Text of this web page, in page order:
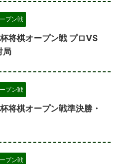
プン戦
将棋オープン戦 プロVS
局
プン戦
将棋オープン戦準決勝・
プン戦